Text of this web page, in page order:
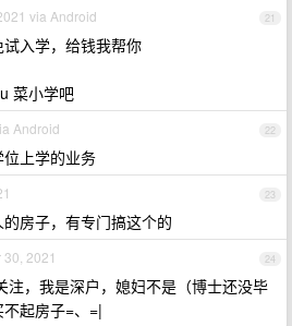
21
via Android
入学，给钱我帮你
菜小学吧
22
Android
上学的业务
23
房子，有专门搞这个的
24
30, 2021
注，我是深户，媳妇不是（博士还没毕
起房子=、=|